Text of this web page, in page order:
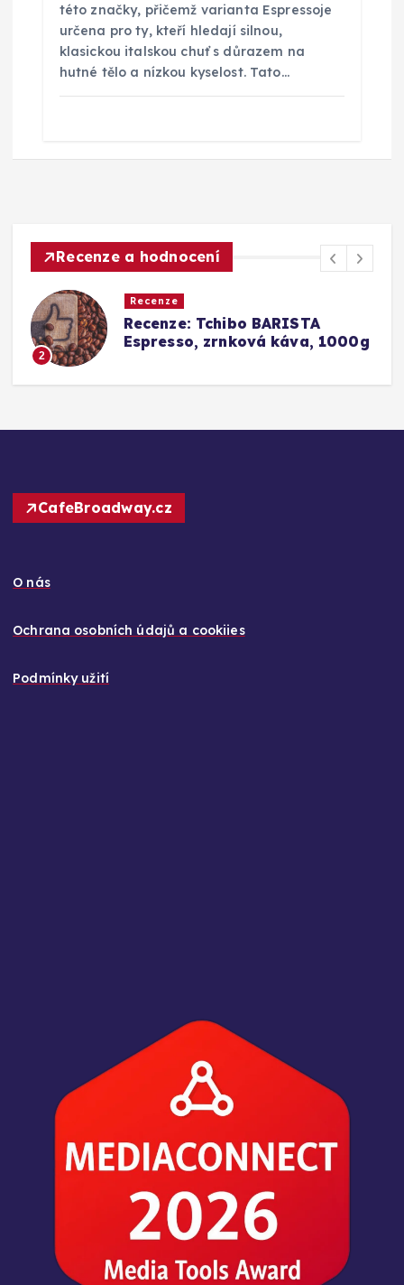
této značky, přičemž varianta Espressoje
určena pro ty, kteří hledají silnou,
klasickou italskou chuť s důrazem na
hutné tělo a nízkou kyselost. Tato…
Recenze a hodnocení
2
Recenze
Recenze: Tchibo BARISTA
Espresso, zrnková káva, 1000g
CafeBroadway.cz
O nás
Ochrana osobních údajů a cookiies
Podmínky užití